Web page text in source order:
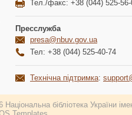
Тел./факс: +38 (044) 525-56-
Пресслужба
presa@nbuv.gov.ua
Тел: +38 (044) 525-40-74
Технічна підтримка:
бібліотека України